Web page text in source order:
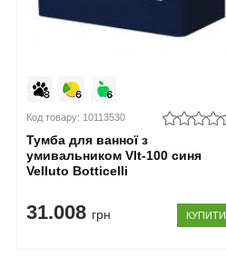
Код товару: 10113530
Тумба для ванної з
умивальником Vlt-100 синя
Velluto Botticelli
31.008 грн КУПИТИ